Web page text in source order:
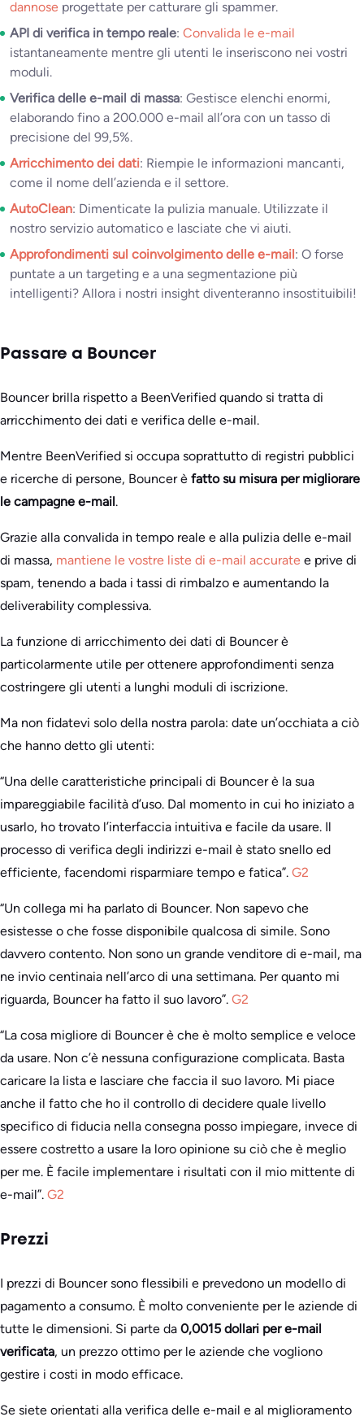
dannose progettate per catturare gli spammer.
API di verifica in tempo reale: Convalida le e-mail
istantaneamente mentre gli utenti le inseriscono nei vostri
moduli.
Verifica delle e-mail di massa: Gestisce elenchi enormi,
elaborando fino a 200.000 e-mail all’ora con un tasso di
precisione del 99,5%.
Arricchimento dei dati: Riempie le informazioni mancanti,
come il nome dell’azienda e il settore.
AutoClean: Dimenticate la pulizia manuale. Utilizzate il
nostro servizio automatico e lasciate che vi aiuti.
Approfondimenti sul coinvolgimento delle e-mail : O forse
puntate a un targeting e a una segmentazione più
intelligenti? Allora i nostri insight diventeranno insostituibili!
Passare a Bouncer
Bouncer brilla rispetto a BeenVerified quando si tratta di
arricchimento dei dati e verifica delle e-mail.
Mentre BeenVerified si occupa soprattutto di registri pubblici
e ricerche di persone, Bouncer è fatto su misura per migliorare
le campagne e-mail.
Grazie alla convalida in tempo reale e alla pulizia delle e-mail
di massa, mantiene le vostre liste di e-mail accurate e prive di
spam, tenendo a bada i tassi di rimbalzo e aumentando la
deliverability complessiva.
La funzione di arricchimento dei dati di Bouncer è
particolarmente utile per ottenere approfondimenti senza
costringere gli utenti a lunghi moduli di iscrizione.
Ma non fidatevi solo della nostra parola: date un’occhiata a ciò
che hanno detto gli utenti:
“Una delle caratteristiche principali di Bouncer è la sua
impareggiabile facilità d’uso. Dal momento in cui ho iniziato a
usarlo, ho trovato l’interfaccia intuitiva e facile da usare. Il
processo di verifica degli indirizzi e-mail è stato snello ed
efficiente, facendomi risparmiare tempo e fatica”. G2
“Un collega mi ha parlato di Bouncer. Non sapevo che
esistesse o che fosse disponibile qualcosa di simile. Sono
davvero contento. Non sono un grande venditore di e-mail, ma
ne invio centinaia nell’arco di una settimana. Per quanto mi
riguarda, Bouncer ha fatto il suo lavoro”. G2
“La cosa migliore di Bouncer è che è molto semplice e veloce
da usare. Non c’è nessuna configurazione complicata. Basta
caricare la lista e lasciare che faccia il suo lavoro. Mi piace
anche il fatto che ho il controllo di decidere quale livello
specifico di fiducia nella consegna posso impiegare, invece di
essere costretto a usare la loro opinione su ciò che è meglio
per me. È facile implementare i risultati con il mio mittente di
e-mail”. G2
Prezzi
I prezzi di Bouncer sono flessibili e prevedono un modello di
pagamento a consumo. È molto conveniente per le aziende di
tutte le dimensioni. Si parte da 0,0015 dollari per e-mail
verificata, un prezzo ottimo per le aziende che vogliono
gestire i costi in modo efficace.
Se siete orientati alla verifica delle e-mail e al miglioramento